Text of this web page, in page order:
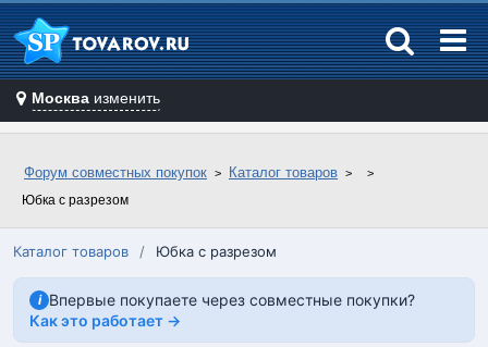
Москва изменить
Форум совместных покупок Каталог товаров
Юбка с разрезом
Каталог товаров / Юбка с разрезом
i Впервые покупаете через совместные покупки?
Как это работает →